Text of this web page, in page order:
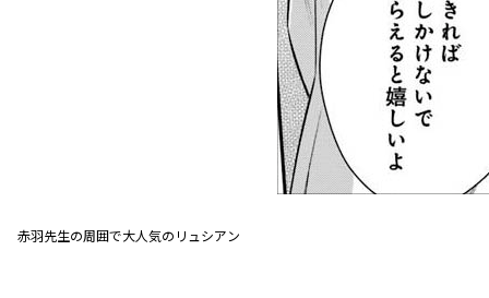
赤羽先生の周囲で大人気のリュシアン